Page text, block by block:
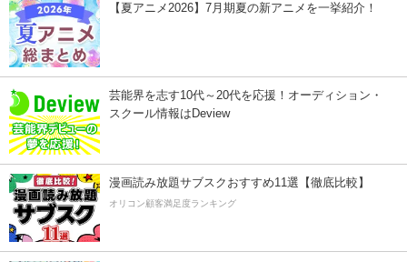
【夏アニメ2026】7月期夏の新アニメを一挙紹介！
芸能界を志す10代～20代を応援！オーディション・
スクール情報はDeview
漫画読み放題サブスクおすすめ11選【徹底比較】
オリコン顧客満足度ランキング